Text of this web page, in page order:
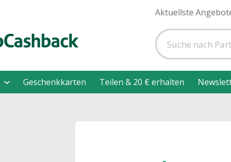
Aktuellste
Geschenkkarten Teilen & 20 € erhalten